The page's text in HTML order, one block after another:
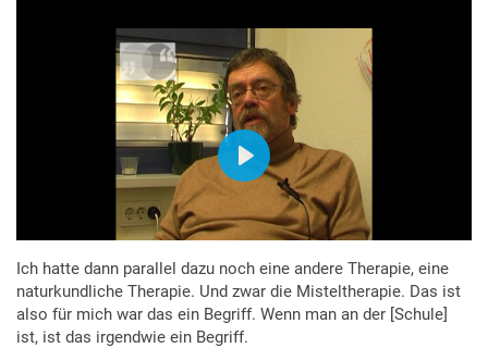
Ich hatte dann parallel dazu noch eine andere Therapie, eine
naturkundliche Therapie. Und zwar die Misteltherapie. Das ist
also für mich war das ein Begriff. Wenn man an der [Schule]
ist, ist das irgendwie ein Begriff.